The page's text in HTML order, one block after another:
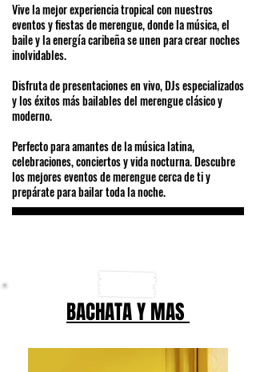
Vive la mejor experiencia tropical con nuestros
eventos y fiestas de merengue, donde la música, el
baile y la energía caribeña se unen para crear noches
inolvidables.
Disfruta de presentaciones en vivo, DJs especializados
y los éxitos más bailables del merengue clásico y
moderno.
Perfecto para amantes de la música latina,
celebraciones, conciertos y vida nocturna. Descubre
los mejores eventos de merengue cerca de ti y
prepárate para bailar toda la noche.
BACHATA Y MAS